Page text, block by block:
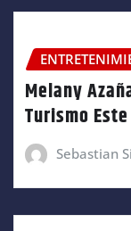
Melany
Turismo
Sebastian